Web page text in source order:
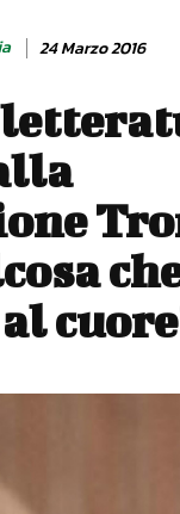
24 Marzo 2016